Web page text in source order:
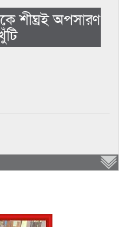
শীঘ্রই অপসারণ